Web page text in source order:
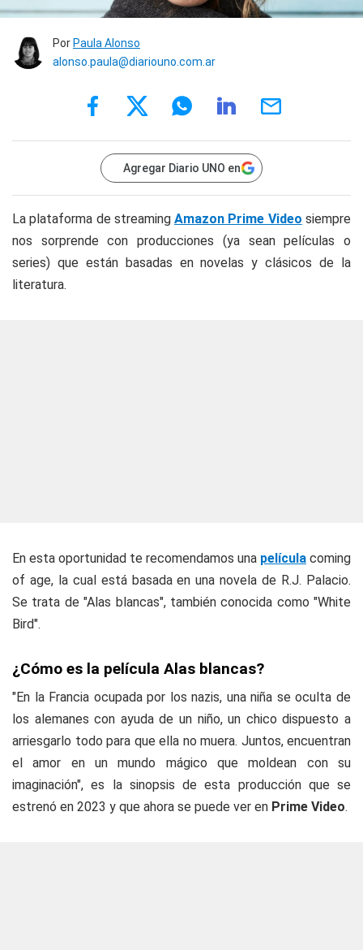
Por Paula Alonso
alonso.paula@diariouno.com.ar
Agregar Diario UNO en
La plataforma de streamingAmazon Prime Video siempre
nos sorprende con producciones (ya sean películas o
series) que están basadas en novelas y clásicos de la
literatura.
En esta oportunidad te recomendamos una película coming
of age, la cual está basada en una novela de R.J. Palacio.
Se trata de "Alas blancas", también conocida como "White
Bird".
¿Cómo es la película Alas blancas?
"En la Francia ocupada por los nazis, una niña se oculta de
los alemanes con ayuda de un niño, un chico dispuesto a
arriesgarlo todo para que ella no muera. Juntos, encuentran
el amor en un mundo mágico que moldean con su
imaginación", es la sinopsis de esta producción que se
estrenó en 2023 y que ahora se puede ver en Prime Video.